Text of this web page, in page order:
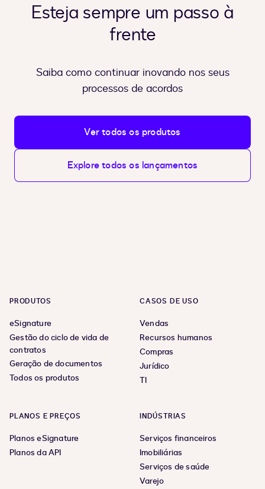
Esteja sempre um passo à
frente
Saiba como continuar inovando nos seus
processos de acordos
Ver todos os produtos
Explore todos os lançamentos
PRODUTOS
eSignature
Gestão do ciclo de vida de
contratos
Geração de documentos
Todos os produtos
CASOS DE USO
Vendas
Recursos humanos
Compras
Jurídico
TI
PLANOS E PREÇOS
Planos eSignature
Planos da API
INDÚSTRIAS
Serviços financeiros
Imobiliárias
Serviços de saúde
Varejo